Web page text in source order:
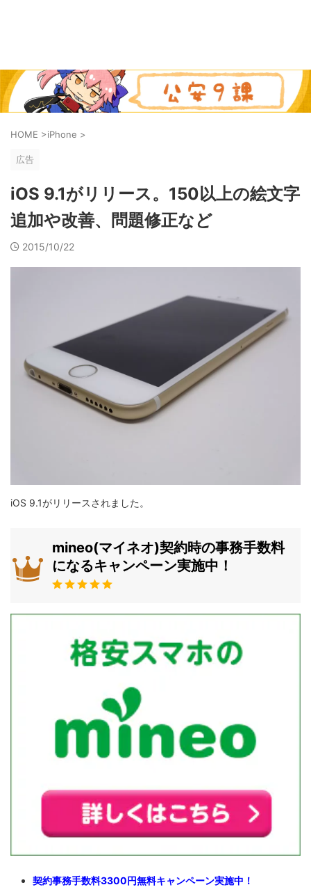
HOME >iPhone >
広告
iOS 9.1がリリース。150以上の絵文字
追加や改善、問題修正など
2015/10/22
iOS 9.1がリリースされました。
mineo(マイネオ)契約時の事務手数料
になるキャンペーン実施中！
契約事務手数料3300円無料キャンペーン実施中！